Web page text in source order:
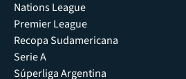
Nations League
Premier League
Recopa Sudamericana
Serie A
Súperliga Argentina